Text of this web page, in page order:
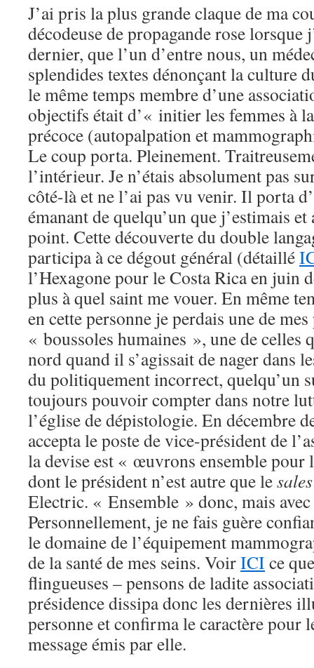
J’ai pris la plus grande claque de ma
décodeuse de propagande rose lorsque
dernier, que l’un d’entre nous, un
splendides textes dénonçant la culture
le même temps membre d’une
objectifs était d’« initier les femmes à
précoce (autopalpation et
Le coup porta. Pleinement.
l’intérieur. Je n’étais absolument pas
côté-là et ne l’ai pas vu venir. Il porta
émanant de quelqu’un que j’estimais
point. Cette découverte du double
participa à ce dégout général (détaillé
l’Hexagone pour le Costa Rica en juin
plus à quel saint me vouer. En même
en cette personne je perdais une de
« boussoles humaines », une de celles
nord quand il s’agissait de nager dans
du politiquement incorrect, quelqu’un
toujours pouvoir compter dans notre
l’église de dépistologie. En décembre
accepta le poste de vice-président de
la devise est « œuvrons ensemble pour
dont le président n’est autre que lesales
Electric. « Ensemble » donc, mais
Personnellement, je ne fais guère
le domaine de l’équipement
de la santé de mes seins. VoirICI ce
flingueuses – pensons de ladite
présidence dissipa donc les dernières
personne et confirma le caractère pour
message émis par elle.